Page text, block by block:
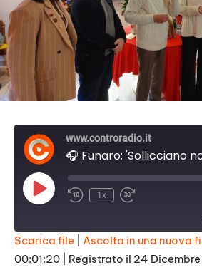
www.controradio.it
P
l
E
p
i
1x
SHARE
Scarica file Ascolta in una nuova
00:01:20
Registrato il 24